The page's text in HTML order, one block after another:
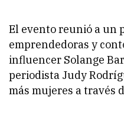
El evento reunió a un
emprendedoras y
influencer Solange
periodista Judy
más mujeres a través